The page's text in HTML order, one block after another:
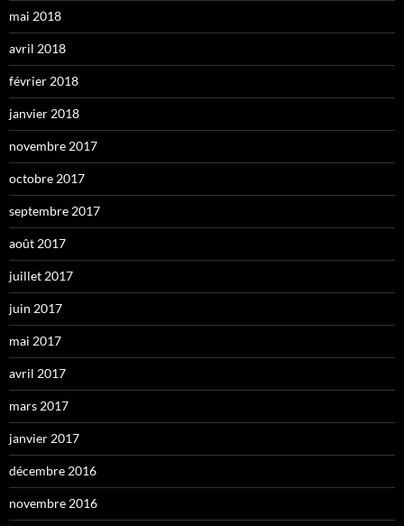
mai 2018
avril 2018
février 2018
janvier 2018
novembre 2017
octobre 2017
septembre 2017
août 2017
juillet 2017
juin 2017
mai 2017
avril 2017
mars 2017
janvier 2017
décembre 2016
novembre 2016